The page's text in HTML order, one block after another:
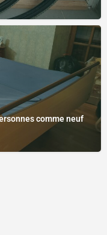
comme neuf